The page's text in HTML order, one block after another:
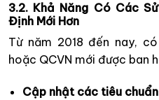
3.2. Khả Năng Có Các
Định Mới Hơn
Từ năm 2018 đến nay,
hoặc QCVN mới được ban
Cập nhật các tiêu